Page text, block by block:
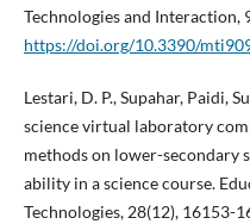
Technologies and Interaction,
https://doi.org/10.3390/
Lestari, D. P., Supahar, Paidi,
science virtual laboratory
methods on lower-secondary
ability in a science course.
Technologies, 28(12), 16153-